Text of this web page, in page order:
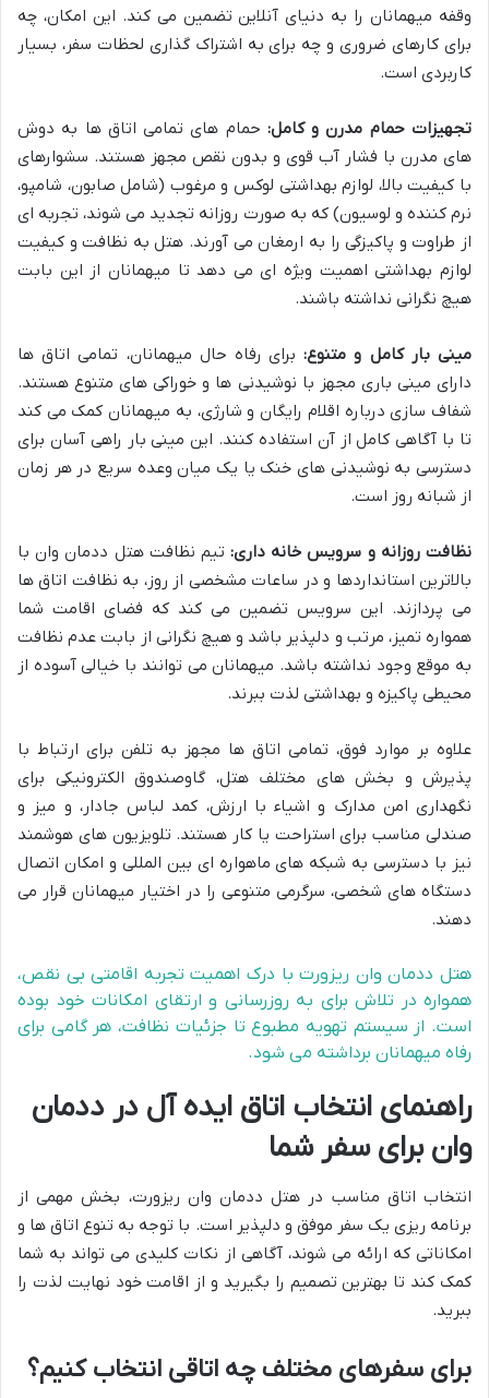
وقفه میهمانان را به دنیای آنلاین تضمین می کند. این امکان، چه
برای کارهای ضروری و چه برای به اشتراک گذاری لحظات سفر، بسیار
کاربردی است.
تجهیزات حمام مدرن و کامل: حمام های تمامی اتاق ها به دوش
های مدرن با فشار آب قوی و بدون نقص مجهز هستند. سشوارهای
با کیفیت بالا، لوازم بهداشتی لوکس و مرغوب (شامل صابون، شامپو،
نرم کننده و لوسیون) که به صورت روزانه تجدید می شوند، تجربه ای
از طراوت و پاکیزگی را به ارمغان می آورند. هتل به نظافت و کیفیت
لوازم بهداشتی اهمیت ویژه ای می دهد تا میهمانان از این بابت
هیچ نگرانی نداشته باشند.
مینی بار کامل و متنوع:برای رفاه حال میهمانان، تمامی اتاق ها
دارای مینی باری مجهز با نوشیدنی ها و خوراکی های متنوع هستند.
شفاف سازی درباره اقلام رایگان و شارژی، به میهمانان کمک می کند
تا با آگاهی کامل از آن استفاده کنند. این مینی بار راهی آسان برای
دسترسی به نوشیدنی های خنک یا یک میان وعده سریع در هر زمان
از شبانه روز است.
نظافت روزانه و سرویس خانه داری:تیم نظافت هتل ددمان وان با
بالاترین استانداردها و در ساعات مشخصی از روز، به نظافت اتاق ها
می پردازند. این سرویس تضمین می کند که فضای اقامت شما
همواره تمیز، مرتب و دلپذیر باشد و هیچ نگرانی از بابت عدم نظافت
به موقع وجود نداشته باشد. میهمانان می توانند با خیالی آسوده از
محیطی پاکیزه و بهداشتی لذت ببرند.
علاوه بر موارد فوق، تمامی اتاق ها مجهز به تلفن برای ارتباط با
پذیرش و بخش های مختلف هتل، گاوصندوق الکترونیکی برای
نگهداری امن مدارک و اشیاء با ارزش، کمد لباس جادار، و میز و
صندلی مناسب برای استراحت یا کار هستند. تلویزیون های هوشمند
نیز با دسترسی به شبکه های ماهواره ای بین المللی و امکان اتصال
دستگاه های شخصی، سرگرمی متنوعی را در اختیار میهمانان قرار می
دهند.
هتل ددمان وان ریزورت با درک اهمیت تجربه اقامتی بی نقص،
همواره در تلاش برای به روزرسانی و ارتقای امکانات خود بوده
است. از سیستم تهویه مطبوع تا جزئیات نظافت، هر گامی برای
رفاه میهمانان برداشته می شود.
راهنمای انتخاب اتاق ایده آل در ددمان
وان برای سفر شما
انتخاب اتاق مناسب در هتل ددمان وان ریزورت، بخش مهمی از
برنامه ریزی یک سفر موفق و دلپذیر است. با توجه به تنوع اتاق ها و
امکاناتی که ارائه می شوند، آگاهی از نکات کلیدی می تواند به شما
کمک کند تا بهترین تصمیم را بگیرید و از اقامت خود نهایت لذت را
ببرید.
برای سفرهای مختلف چه اتاقی انتخاب کنیم؟